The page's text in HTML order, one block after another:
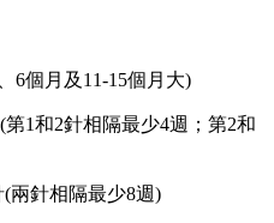
6個月及11-15個月大)
1和2針相隔最少4週；第2和
兩針相隔最少8週)